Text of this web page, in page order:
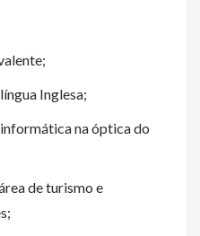
Inglesa;
na óptica do
de turismo e